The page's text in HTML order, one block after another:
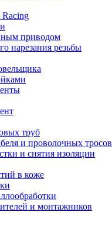
приводом
нарезания резьбы
труб
и проволочных тросов
и снятия изоляции
в коже
и монтажников